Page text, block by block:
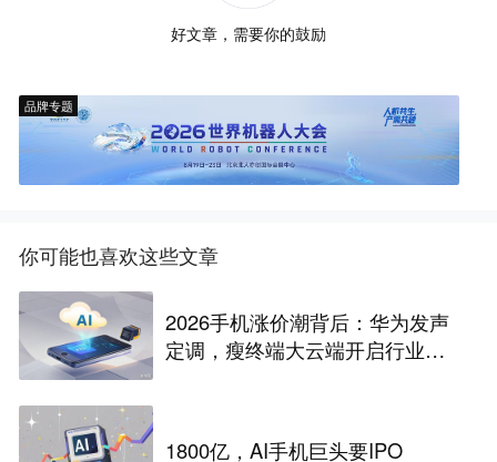
好文章，需要你的鼓励
品牌专题
你可能也喜欢这些文章
2026手机涨价潮背后：华为发声
定调，瘦终端大云端开启行业革
1800亿，AI手机巨头要IPO